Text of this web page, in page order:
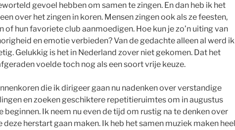
gevoel hebben om samen te zingen. En dan heb ik het
over het zingen in koren. Mensen zingen ook als ze feesten,
of hun favoriete club aanmoedigen. Hoe kun je zo’n uiting van
en emotie verbieden? Van de gedachte alleen al werd ik
Gelukkig is het in Nederland zover niet gekomen. Dat het
voelde toch nog als een soort vrije keuze.
die ik dirigeer gaan nu nadenken over verstandige
en zoeken geschiktere repetitieruimtes om in augustus
beginnen. Ik neem nu even de tijd om rustig na te denken over
deze herstart gaan maken. Ik heb het samen muziek maken heel